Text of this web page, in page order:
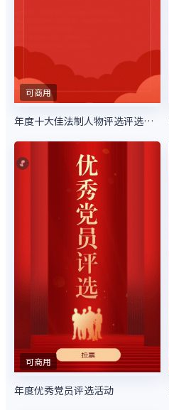
可商用
年度十大佳法制人物评选评选活动
可商用
年度优秀党员评选活动